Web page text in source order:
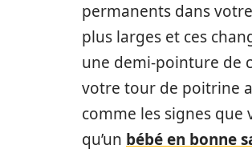
permanents dans
plus larges et ces
une demi-pointure de
votre tour de poitrine
comme les signes
qu’un bébé en bonne